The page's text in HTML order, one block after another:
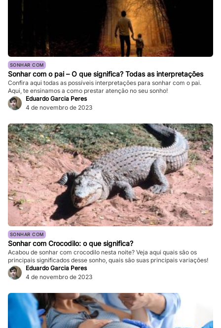
SONHAR COM
Sonhar com o pai – O que significa? Todas as interpretações
Confira aqui todas as possíveis interpretações para sonhar com o pai.
Aqui, te ensinamos a como prestar atenção no seu sonho!
Eduardo Garcia Peres
4 de novembro de 2023
SONHAR COM
Sonhar com Crocodilo: o que significa?
Acabou de sonhar com crocodilo nesta noite? Veja aqui quais são os
principais significados desse sonho, quais são suas principais variações!
Eduardo Garcia Peres
4 de novembro de 2023